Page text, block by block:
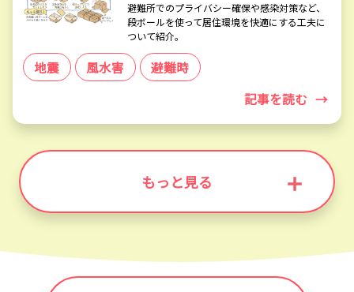
避難所でのプライバシー確保や感染対策など、
段ボールを使って居住環境を快適にする工夫に
ついて紹介。
地震 風水害
避難時
記事を読む →
もっと見る